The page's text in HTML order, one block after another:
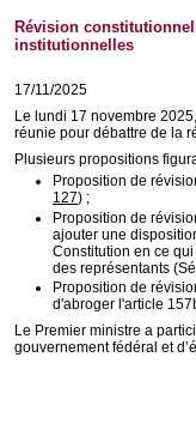
Révision
institutionnelles
17/11/2025
Le lundi 17 novembre
réunie pour débattre de la
Plusieurs propositions
Proposition de
127) ;
Proposition de
ajouter une
Constitution en ce
des représentants
Proposition de
d'abroger l'article
Le Premier ministre a
gouvernement fédéral et